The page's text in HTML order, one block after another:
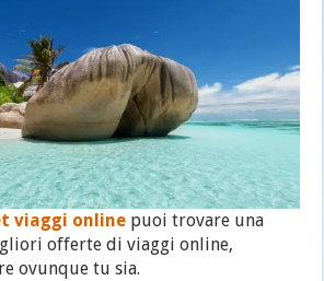
viaggi online puoi trovare una
offerte di viaggi online,
ovunque tu sia.